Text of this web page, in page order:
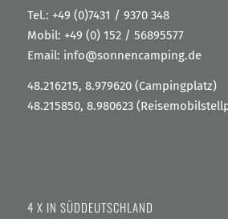
Tel.: +49 (0)7431 / 9370 348
Mobil: +49 (0) 152 / 56895577
Email: info@sonnencamping.de
48.216215, 8.979620 (Campingplatz)
48.215850, 8.980623
4 X IN SÜDDEUTSCHLAND